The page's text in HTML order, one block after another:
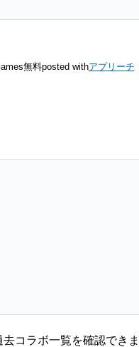
無料posted withアプリーチ
コラボ一覧を確認でき